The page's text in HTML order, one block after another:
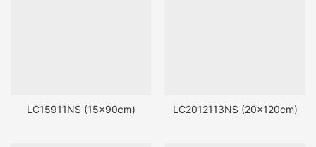
LC15911NS (15x90cm) LC2012113NS (20x120cm)